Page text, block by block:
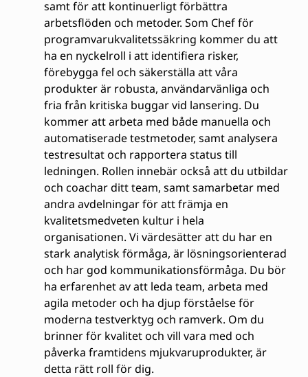
samt för att kontinuerligt förbättra
arbetsflöden och metoder. Som Chef för
programvarukvalitetssäkring kommer du att
ha en nyckelroll i att identifiera risker,
förebygga fel och säkerställa att våra
produkter är robusta, användarvänliga och
fria från kritiska buggar vid lansering. Du
kommer att arbeta med både manuella och
automatiserade testmetoder, samt analysera
testresultat och rapportera status till
ledningen. Rollen innebär också att du utbildar
och coachar ditt team, samt samarbetar med
andra avdelningar för att främja en
kvalitetsmedveten kultur i hela
organisationen. Vi värdesätter att du har en
stark analytisk förmåga, är lösningsorienterad
och har god kommunikationsförmåga. Du bör
ha erfarenhet av att leda team, arbeta med
agila metoder och ha djup förståelse för
moderna testverktyg och ramverk. Om du
brinner för kvalitet och vill vara med och
påverka framtidens mjukvaruprodukter, är
detta rätt roll för dig.